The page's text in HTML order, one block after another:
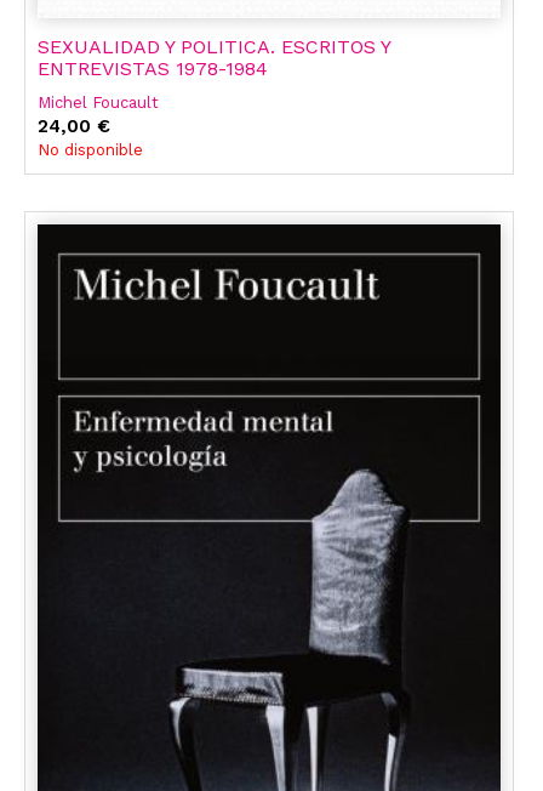
SEXUALIDAD Y POLITICA. ESCRITOS Y
ENTREVISTAS 1978-1984
Michel Foucault
24,00 €
No disponible